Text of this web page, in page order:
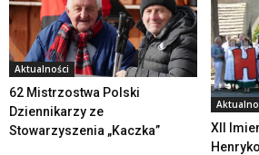
Aktualności
62 Mistrzostwa Polski
Dziennikarzy ze
Stowarzyszenia „Kaczka”
XII